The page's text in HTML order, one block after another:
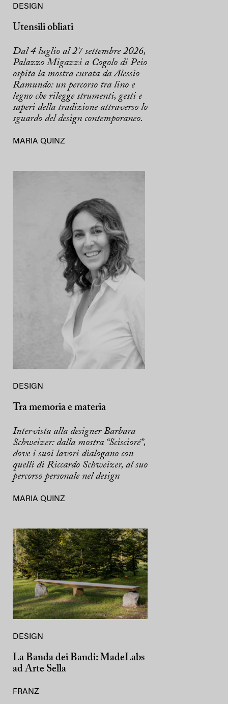
DESIGN
Utensili obliati
Dal 4 luglio al 27 settembre 2026,
Palazzo Migazzi a Cogolo di Peio
ospita la mostra curata da Alessio
Ramundo: un percorso tra lino e
legno che rilegge strumenti, gesti e
saperi della tradizione attraverso lo
sguardo del design contemporaneo.
MARIA QUINZ
DESIGN
Tra memoria e materia
Intervista alla designer Barbara
Schweizer: dalla mostra “Sciscioré”,
dove i suoi lavori dialogano con
quelli di Riccardo Schweizer, al suo
percorso personale nel design
MARIA QUINZ
DESIGN
La Banda dei Bandi: MadeLabs
ad Arte Sella
FRANZ